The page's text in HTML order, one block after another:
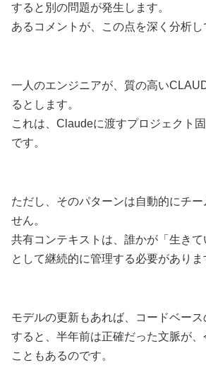
すると別の問題が発生します。
あるコメントが、この点を深く分析し
一人のエンジニアが、質の高い
るとします。
これは、Claudeに渡すプロジェクト
です。
ただし、そのパターンは自動的にチー
せん。
共有コンテキストは、誰かが「生きて
として継続的に管理する必要がありま
モデルの更新もあれば、コードベース
すると、半年前は正確だった文脈が
こともあるのです。